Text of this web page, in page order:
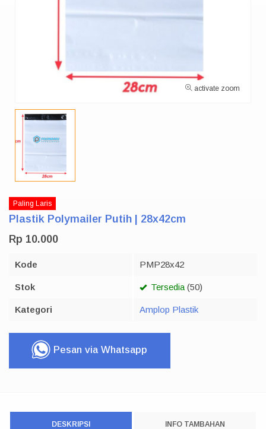
activate zoom
Paling Laris
Plastik Polymailer Putih | 28x42cm
Rp 10.000
Kode PMP28x42
Stok Tersedia (50)
Kategori Amplop Plastik
Pesan via Whatsapp
DESKRIPSI INFO TAMBAHAN